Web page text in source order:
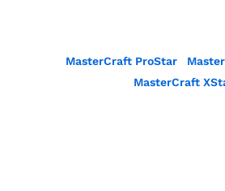
MasterCraft ProStar
MasterCraft